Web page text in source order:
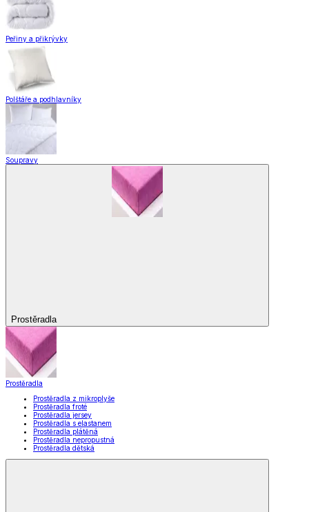
Peřiny a přikrývky
Polštáře a podhlavníky
Soupravy
Prostěradla
Prostěradla
Prostěradla z mikroplyše
Prostěradla froté
Prostěradla jersey
Prostěradla s elastanem
Prostěradla plátěná
Prostěradla nepropustná
Prostěradla dětská